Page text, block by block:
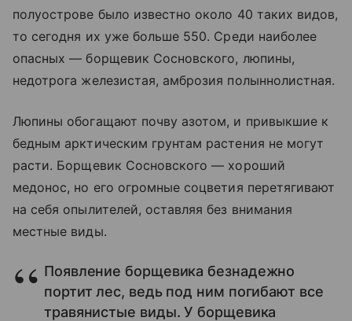
полуострове было известно около 40 таких видов,
то сегодня их уже больше 550. Среди наиболее
опасных — борщевик Сосновского, люпины,
недотрога железистая, амброзия полыннолистная.
Люпины обогащают почву азотом, и привыкшие к
бедным арктическим грунтам растения не могут
расти. Борщевик Сосновского — хороший
медонос, но его огромные соцветия перетягивают
на себя опылителей, оставляя без внимания
местные виды.
Появление борщевика безнадежно
портит лес, ведь под ним погибают все
травянистые виды. У борщевика